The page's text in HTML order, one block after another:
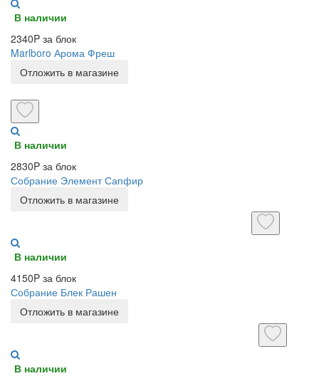
В наличии
2340P за блок
Marlboro Арома Фреш
Отложить в магазине
В наличии
2830P за блок
Собрание Элемент Сапфир
Отложить в магазине
В наличии
4150P за блок
Собрание Блек Рашен
Отложить в магазине
В наличии